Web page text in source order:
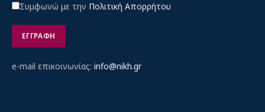
Συμφωνώ με την Πολιτική Απορρήτου
e-mail επικοινωνίας: info@nikh.gr